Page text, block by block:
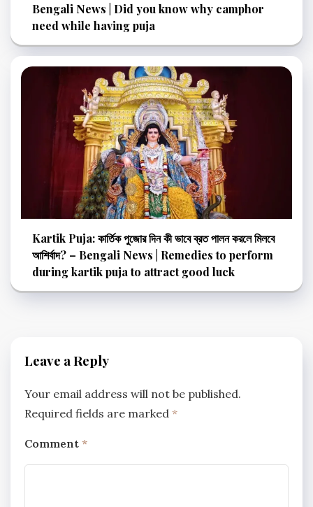
Bengali News | Did you know why camphor
need while having puja
Kartik Puja: কার্তিক পুজোর দিন কী ভাবে ব্রত পালন করলে মিলবে
আশির্বাদ? – Bengali News | Remedies to perform
during kartik puja to attract good luck
Leave a Reply
Your email address will not be published.
Required fields are marked *
Comment *